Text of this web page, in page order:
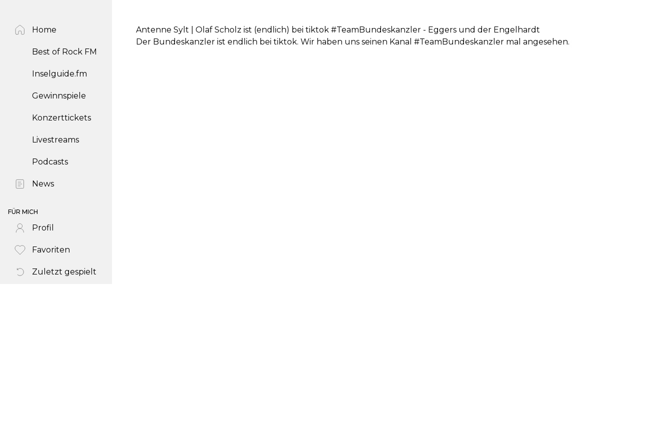
Home
Best of Rock FM
Inselguide.fm
Gewinnspiele
Konzerttickets
Livestreams
Podcasts
News
FÜR MICH
Profil
Favoriten
Zuletzt gespielt
Antenne Sylt | Olaf Scholz ist (endlich) bei tiktok #TeamBundeskanzler - Eggers und der Engelhardt
Der Bundeskanzler ist endlich bei tiktok. Wir haben uns seinen Kanal #TeamBundeskanzler mal angesehen.